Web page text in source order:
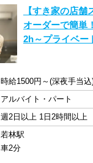
【すき家の店舗
オーダーで簡単
2h～プライベ
アルバイト・パート
週2日以上 1日2時間以上
若林駅
車2分